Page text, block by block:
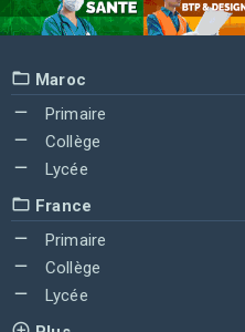
Maroc
Primaire
Collège
Lycée
France
Primaire
Collège
Lycée